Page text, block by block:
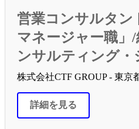
営業コンサルタン
マネージャー職」
ンサルティング・
株式会社CTF GROUP - 東京
詳細を見る